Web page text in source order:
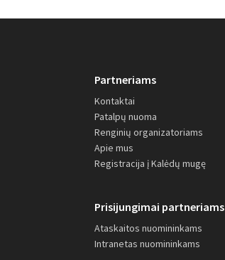
Partneriams
Kontaktai
Patalpų nuoma
Renginių organizatoriams
Apie mus
Registracija į Kalėdų mugę
Prisijungimai partneriams
Ataskaitos nuomininkams
Intranetas nuomininkams